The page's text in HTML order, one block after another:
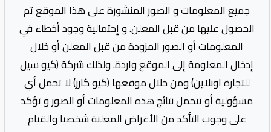
جميع المعلومات و الصور المنشورة على هذا الموقع تم
الحصول عليها من قبل المعلن. و إحتمالية وجود أخطاء في
المعلومات أو الصور المزودة من قبل المعلن أو خلال
إدخال المعلومة إلى الموقع واردة. ولذلك شركة (كيو سيل
للتجارة اونلاين) ومن خلال موقعها (كيو كارز) لا تحمل أي
مسؤولية أو تتحمل نتائج هذه المعلومات أو الصور و تؤكد
على وجوب التأكد من الأغراض المعلنة شخصيا والقيام